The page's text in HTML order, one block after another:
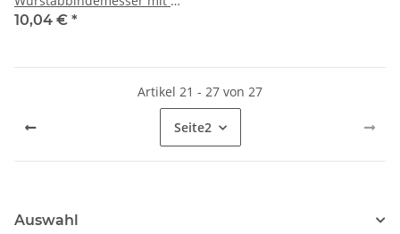
cm Klinge
10,04 € *
Artikel 21 - 27 von 27
Seite2
Auswahl